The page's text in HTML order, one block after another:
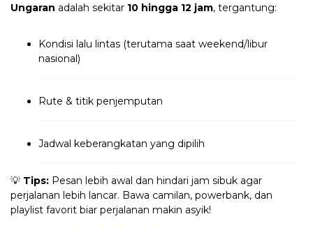
Ungaran adalah sekitar 10 hingga 12 jam, tergantung:
Kondisi lalu lintas (terutama saat weekend/libur
nasional)
Rute & titik penjemputan
Jadwal keberangkatan yang dipilih
💡 Tips: Pesan lebih awal dan hindari jam sibuk agar
perjalanan lebih lancar. Bawa camilan, powerbank, dan
playlist favorit biar perjalanan makin asyik!